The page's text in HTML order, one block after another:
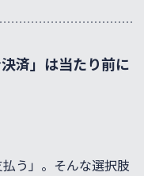
済」は当たり前に
う」。そんな選択肢